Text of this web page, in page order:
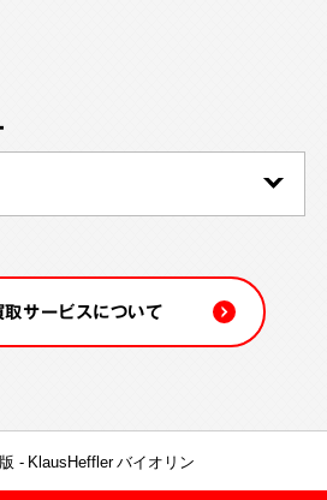
取サービスについて
KlausHeffler バイオリン